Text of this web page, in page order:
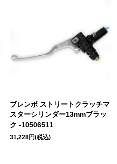
ブレンボ ストリートクラッチマ
スターシリンダー13mmブラッ
ク -10506511
31,228円(税込)